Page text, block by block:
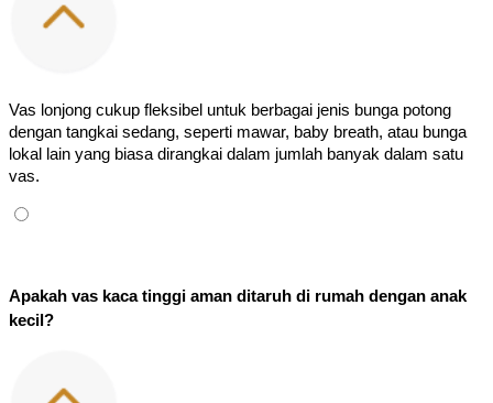
Vas lonjong cukup fleksibel untuk berbagai jenis bunga potong
dengan tangkai sedang, seperti mawar, baby breath, atau bunga
lokal lain yang biasa dirangkai dalam jumlah banyak dalam satu
vas.
Apakah vas kaca tinggi aman ditaruh di rumah dengan anak
kecil?